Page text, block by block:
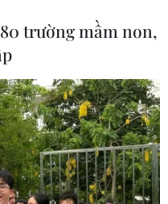
đẹp huyền bí
ở Ninh Thuận
tâm Phan Rang Tháp
về hướng Tây Bắc, Po
trường mầm non,